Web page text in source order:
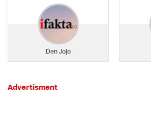
Den Jojo
Advertisment